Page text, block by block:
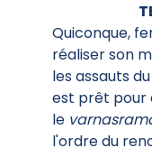
Quiconque,
réaliser son
les assauts
est prêt pour
le
l'ordre du